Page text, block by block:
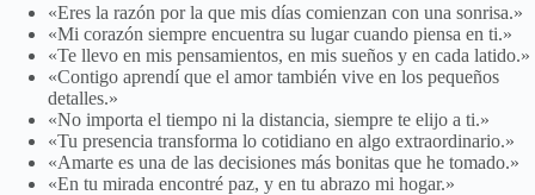
«Eres la razón por la que mis días comienzan con una sonrisa.»
«Mi corazón siempre encuentra su lugar cuando piensa en ti.»
«Te llevo en mis pensamientos, en mis sueños y en cada latido.»
«Contigo aprendí que el amor también vive en los pequeños
detalles.»
«No importa el tiempo ni la distancia, siempre te elijo a ti.»
«Tu presencia transforma lo cotidiano en algo extraordinario.»
«Amarte es una de las decisiones más bonitas que he tomado.»
«En tu mirada encontré paz, y en tu abrazo mi hogar.»